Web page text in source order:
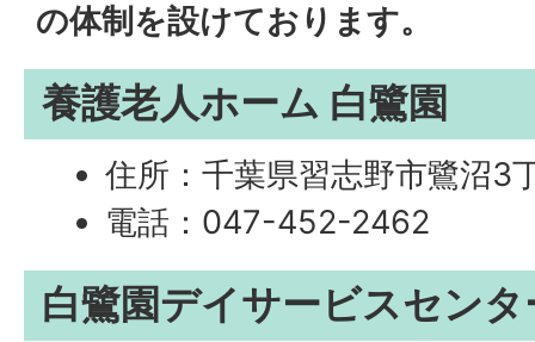
の体制を設けております。
養護老人ホーム 白鷺園
住所：千葉県習志野市鷺沼3
電話：047-452-2462
白鷺園デイサービスセンタ